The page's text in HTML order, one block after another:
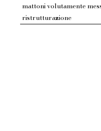
mattoni volutamente
ristrutturazione